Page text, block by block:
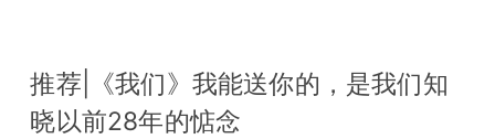
推荐|《我们》我能送你的，是我们知
晓以前28年的惦念